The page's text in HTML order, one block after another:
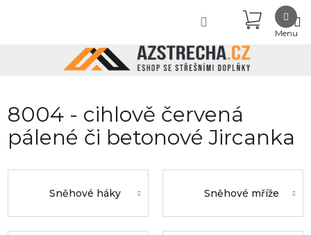
KOŠÍK
8004 - cihlově červená
pálené či betonové Jircanka
Sněhové háky Sněhové mříže